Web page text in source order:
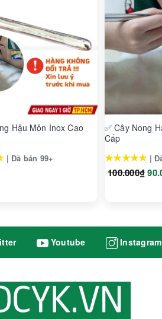
Minh
Hậu Môn Inox Cao
| Đã bán 99+
✅ Cây Nong
Cấp
★★★★★ |
100.000₫
Youtube Instagram